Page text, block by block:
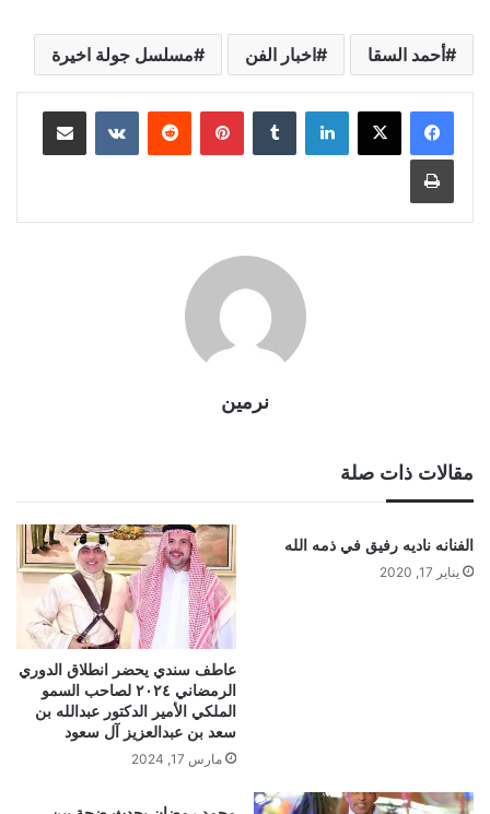
أحمد السقا اخبار الفن مسلسل جولة اخيرة
لينكدإن بينتيريست مشاركة عبر البريد
طباعة
نرمين
مقالات ذات صلة
الفنانه ناديه رفيق في ذمه الله
يناير 17, 2020
عاطف سندي يحضر انطلاق الدوري
الرمضاني ٢٠٢٤ لصاحب السمو
الملكي الأمير الدكتور عبدالله بن
سعد بن عبدالعزيز آل سعود
مارس 17, 2024